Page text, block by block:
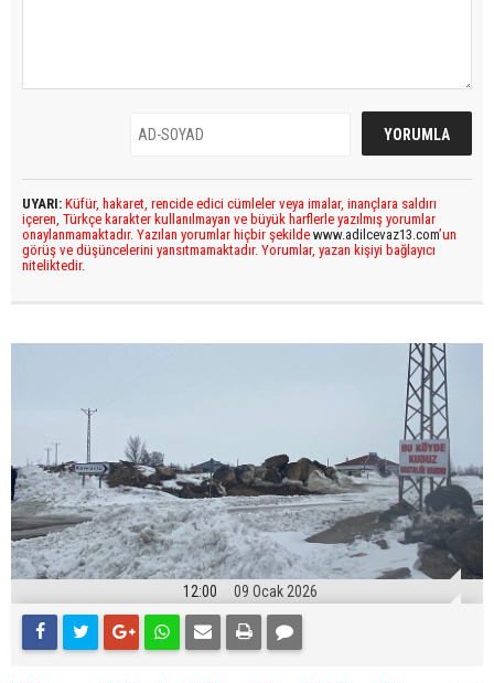
UYARI: Küfür, hakaret, rencide edici cümleler veya imalar, inançlara saldırı
içeren, Türkçe karakter kullanılmayan ve büyük harflerle yazılmış yorumlar
onaylanmamaktadır. Yazılan yorumlar hiçbir şekilde www.adilcevaz13.com’un
görüş ve düşüncelerini yansıtmamaktadır. Yorumlar, yazan kişiyi bağlayıcı
niteliktedir.
12:00 09 Ocak 2026